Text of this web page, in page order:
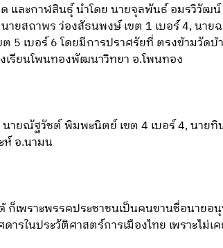
และกาฬสินธุ์ นำโดย นายจุลพันธ์ อมรวิวัฒ
ยสถาพร ว่องสัธนพงษ์ เขต 1 เบอร์ 4, นาย
5 เบอร์ 6 โดยมีการปราศรัยที่ ตรงข้ามวัดบ้
เรียนโพนทองพัฒนาวิทยา อ.โพนทอง
ายณัฐวัชต์ พิมพะนิตย์ เขต 4 เบอร์ 4, นายทิ
ห์ อ.นามน
ก็เพราะพรรคประชาชนเป็นคนขานชื่อนายอ
รในประวัติศาสตร์การเมืองไทย เพราะไม่เ